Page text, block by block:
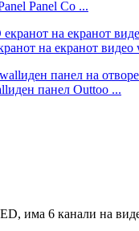
Panel Co ...
на екранот видео
панел Outtoo ...
има 6 канали на